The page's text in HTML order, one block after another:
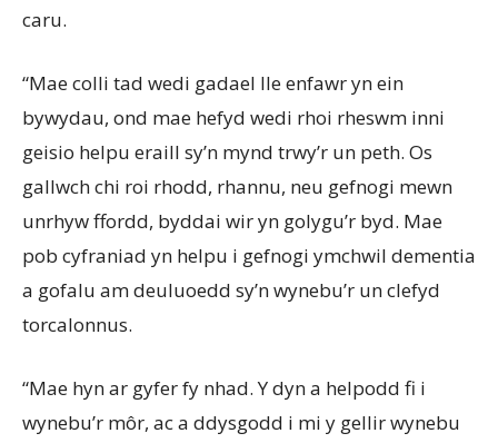
caru.
“Mae colli tad wedi gadael lle enfawr yn ein
bywydau, ond mae hefyd wedi rhoi rheswm inni
geisio helpu eraill sy’n mynd trwy’r un peth. Os
gallwch chi roi rhodd, rhannu, neu gefnogi mewn
unrhyw ffordd, byddai wir yn golygu’r byd. Mae
pob cyfraniad yn helpu i gefnogi ymchwil dementia
a gofalu am deuluoedd sy’n wynebu’r un clefyd
torcalonnus.
“Mae hyn ar gyfer fy nhad. Y dyn a helpodd fi i
wynebu’r môr, ac a ddysgodd i mi y gellir wynebu